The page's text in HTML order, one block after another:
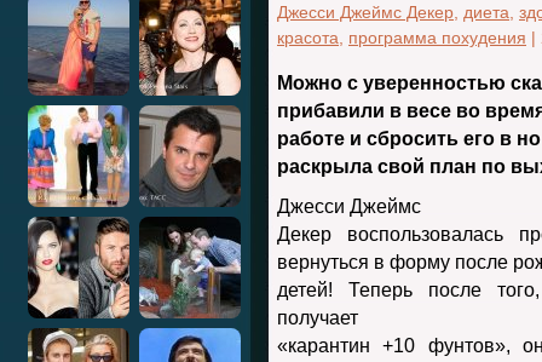
Джесси Джеймс Декер диета
красота
программа похудения |
Можно с уверенностью
прибавили в весе во
работе и сбросить его в
раскрыла свой план по
Джесси Джеймс
Декер воспользовалась
вернуться в форму после
детей! Теперь после
получает
«карантин +10 фунтов»,